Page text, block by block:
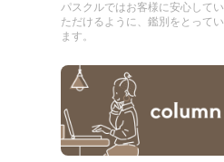
パスクルではお客様に安心してい
ただけるように、鑑別をとってい
ます。